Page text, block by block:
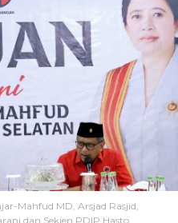
Mahfud MD, Arsjad Rasjid,
dan Sekjen PDIP Hasto